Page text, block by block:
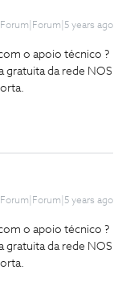
Forum|Forum|5 years ago
o apoio técnico ?
gratuita da rede NOS
Forum|Forum|5 years ago
o apoio técnico ?
gratuita da rede NOS